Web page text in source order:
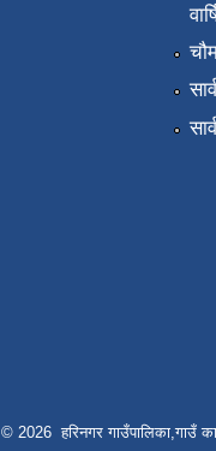
© 2026 हरिनगर गाउँपालिका,गाउँ